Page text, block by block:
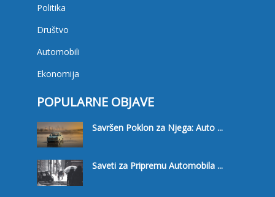
Politika
Društvo
Automobili
Ekonomija
POPULARNE OBJAVE
Savršen Poklon za Njega: Auto ...
Saveti za Pripremu Automobila ...